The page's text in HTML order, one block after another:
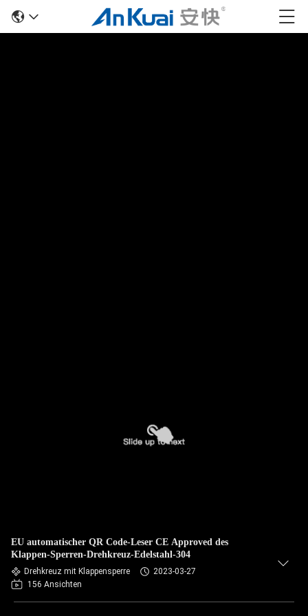
EU automatischer QR Code-Leser CE Approved des
Klappen-Sperren-Drehkreuz-Edelstahl-304
Drehkreuz mit Klappensperre
2023-03-27
156 Ansichten